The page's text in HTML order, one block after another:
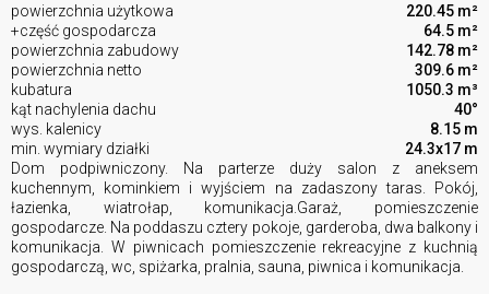
powierzchnia użytkowa
220.45 m²
+część gospodarcza
64.5 m²
powierzchnia zabudowy
142.78 m²
powierzchnia netto
309.6 m²
kubatura
1050.3 m³
kąt nachylenia dachu
40°
wys. kalenicy
8.15 m
min. wymiary działki
24.3x17 m
Dom podpiwniczony. Na parterze duży salon z aneksem
kuchennym, kominkiem i wyjściem na zadaszony taras. Pokój,
łazienka, wiatrołap, komunikacja.Garaż, pomieszczenie
gospodarcze. Na poddaszu cztery pokoje, garderoba, dwa balkony i
komunikacja. W piwnicach pomieszczenie rekreacyjne z kuchnią
gospodarczą, wc, spiżarka, pralnia, sauna, piwnica i komunikacja.